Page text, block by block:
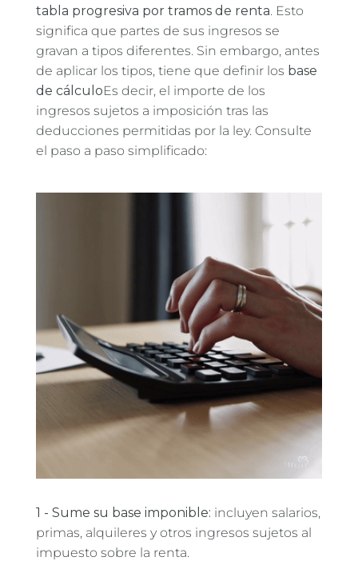
tabla progresiva por tramos de renta. Esto
significa que partes de sus ingresos se
gravan a tipos diferentes. Sin embargo, antes
de aplicar los tipos, tiene que definir los base
de cálculoEs decir, el importe de los
ingresos sujetos a imposición tras las
deducciones permitidas por la ley. Consulte
el paso a paso simplificado:
1 - Sume su base imponible: incluyen salarios,
primas, alquileres y otros ingresos sujetos al
impuesto sobre la renta.